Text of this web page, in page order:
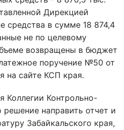
Дирекцией
в сумме 18 874,4
не по целевому
возвращены в бюджет
поручение №50 от
на сайте КСП края.
Коллегии Контрольно-
решение направить отчет и
Забайкальского края,